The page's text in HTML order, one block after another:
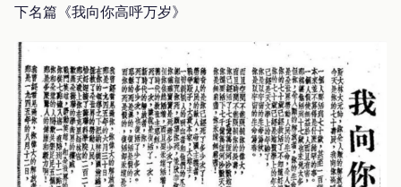
下名篇《我向你高呼万岁》